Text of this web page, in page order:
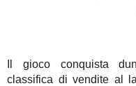
Il gioco conquista
classifica di vendite al